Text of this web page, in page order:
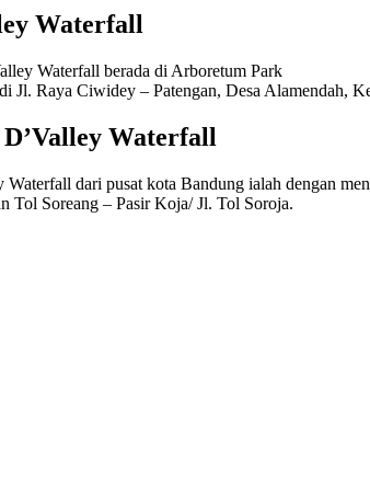
Waterfall
Waterfall berada di Arboretum Park
Jl. Raya Ciwidey – Patengan, Desa Alamendah,
Waterfall
Waterfall dari pusat kota Bandung ialah dengan
Tol Soreang – Pasir Koja/ Jl. Tol Soroja.